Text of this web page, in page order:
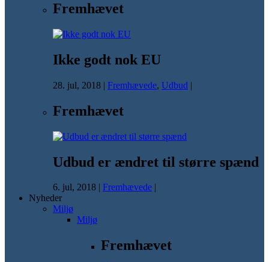
Fremhævet
Ikke godt nok EU
28. jul, 2018 | Fremhævede, Udbud |
Fremhævet
Udbud er ændret til større spænd
6. jul, 2018 | Fremhævede |
Nyheder
Miljø
Miljø
Fremhævet